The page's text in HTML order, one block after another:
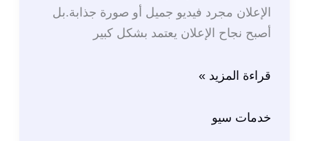
الإعلان مجرد فيديو جميل أو صورة جذابة.بل
أصبح نجاح الإعلان يعتمد بشكل كبير
سيو
وأهميته:
قراءة المزيد »
خدمات سيو